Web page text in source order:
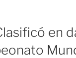
en